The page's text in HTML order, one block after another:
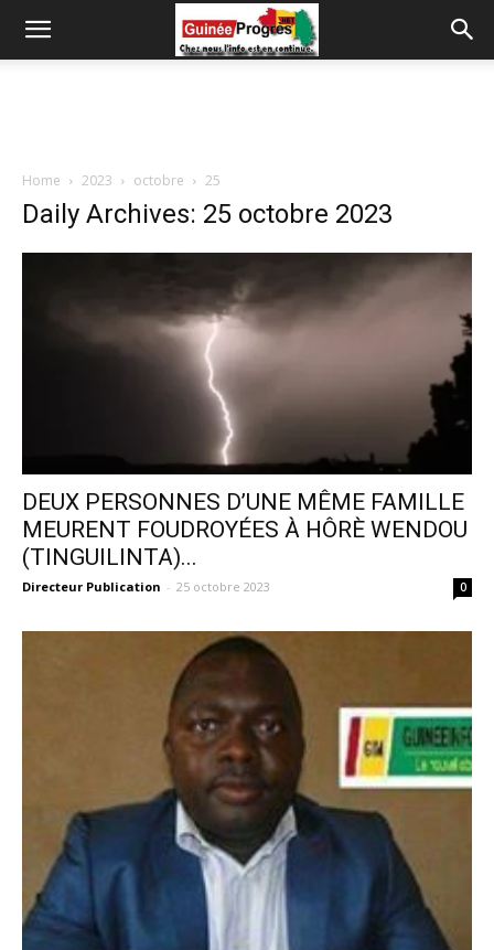
Home 2023 octobre 25
Daily Archives: 25 octobre 2023
DEUX PERSONNES D’UNE MÊME FAMILLE
MEURENT FOUDROYÉES À HÔRÈ WENDOU
(TINGUILINTA)...
Directeur Publication - 25 octobre 2023 0